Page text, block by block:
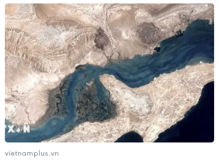
vietnamplus.vn